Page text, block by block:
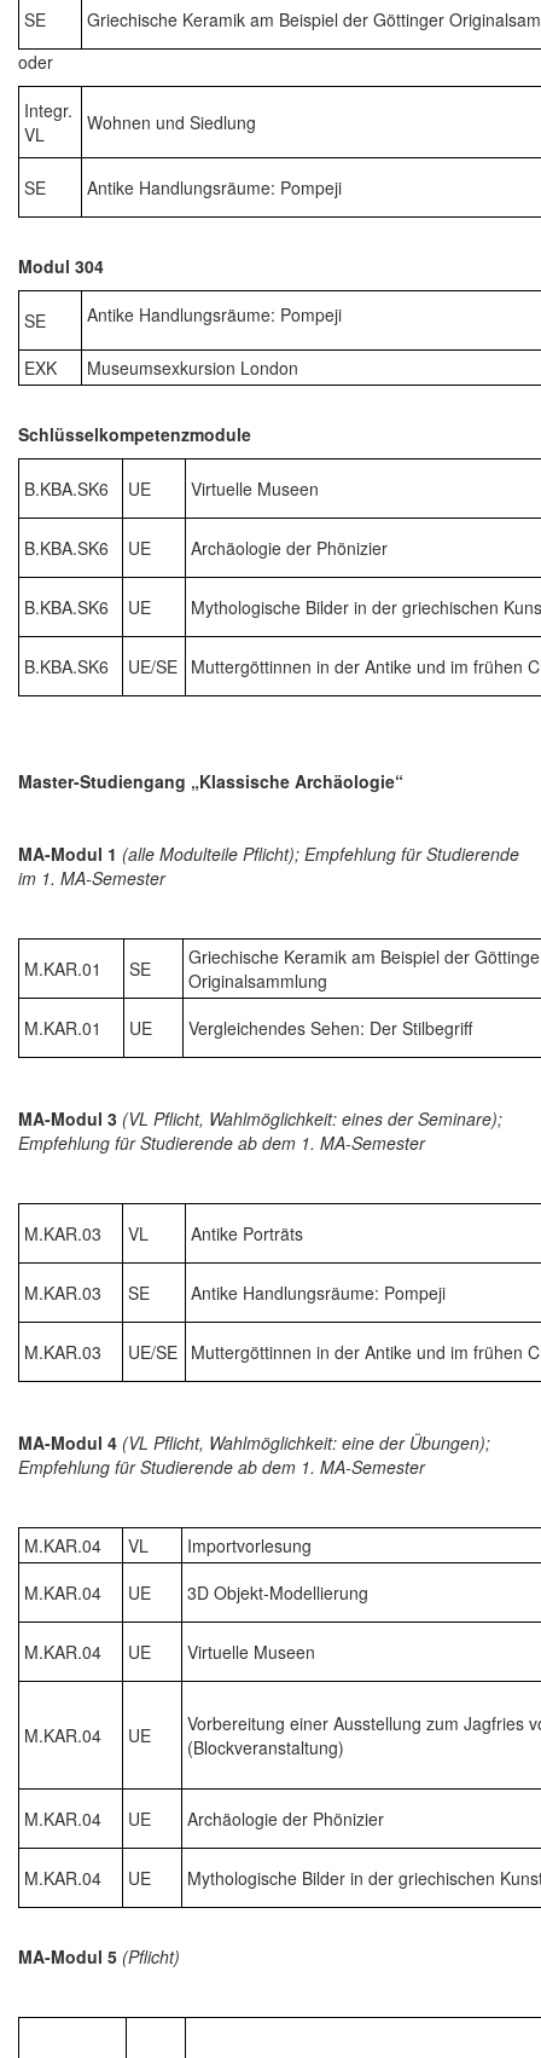
SE
Griechische Keramik am Beispiel der Göttinger
oder
Integr.
VL
Wohnen und Siedlung
SE Antike Handlungsräume: Pompeji
Modul 304
SE Antike Handlungsräume: Pompeji
EXK Museumsexkursion London
Schlüsselkompetenzmodule
B.KBA.SK6 UE Virtuelle Museen
B.KBA.SK6 UE Archäologie der Phönizier
B.KBA.SK6 UE Mythologische Bilder in der griechischen
B.KBA.SK6 UE/SE Muttergöttinnen in der Antike und im frühen
Master-Studiengang „Klassische Archäologie“
MA-Modul 1 (alle Modulteile Pflicht); Empfehlung für Studierende
im 1. MA-Semester
M.KAR.01 SE
Griechische Keramik am Beispiel der
Originalsammlung
M.KAR.01
UE Vergleichendes Sehen: Der Stilbegriff
MA-Modul 3 (VL Pflicht, Wahlmöglichkeit: eines der Seminare);
Empfehlung für Studierende ab dem 1. MA-Semester
M.KAR.03 VL Antike Porträts
M.KAR.03 SE Antike Handlungsräume: Pompeji
M.KAR.03 UE/SE Muttergöttinnen in der Antike und im frühen
MA-Modul 4 (VL Pflicht, Wahlmöglichkeit: eine der Übungen);
Empfehlung für Studierende ab dem 1. MA-Semester
M.KAR.04 VL
Importvorlesung
M.KAR.04
UE 3D Objekt-Modellierung
M.KAR.04 UE Virtuelle Museen
M.KAR.04 UE
Vorbereitung einer Ausstellung zum Jagfries
(Blockveranstaltung)
M.KAR.04 UE Archäologie der Phönizier
M.KAR.04 UE Mythologische Bilder in der griechischen
MA-Modul 5 (Pflicht)